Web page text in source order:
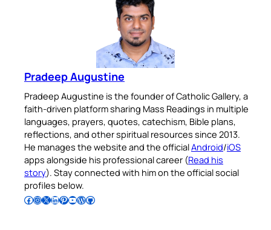
Pradeep Augustine
Pradeep Augustine is the founder of Catholic Gallery, a
faith-driven platform sharing Mass Readings in multiple
languages, prayers, quotes, catechism, Bible plans,
reflections, and other spiritual resources since 2013.
He manages the website and the officialAndroid/iOS
apps alongside his professional career (Read his
story). Stay connected with him on the official social
profiles below.
Follow Pradeep on Facebook Follow Pradeep on InstagramFollow Pradeep on X Follow Pradeep on LinkedIn Follow Pradeep on Pinterest Subscribe to Pradeep’s Youtube Channel Follow Pradeep on WordPress Follow Pradeep on GitHub